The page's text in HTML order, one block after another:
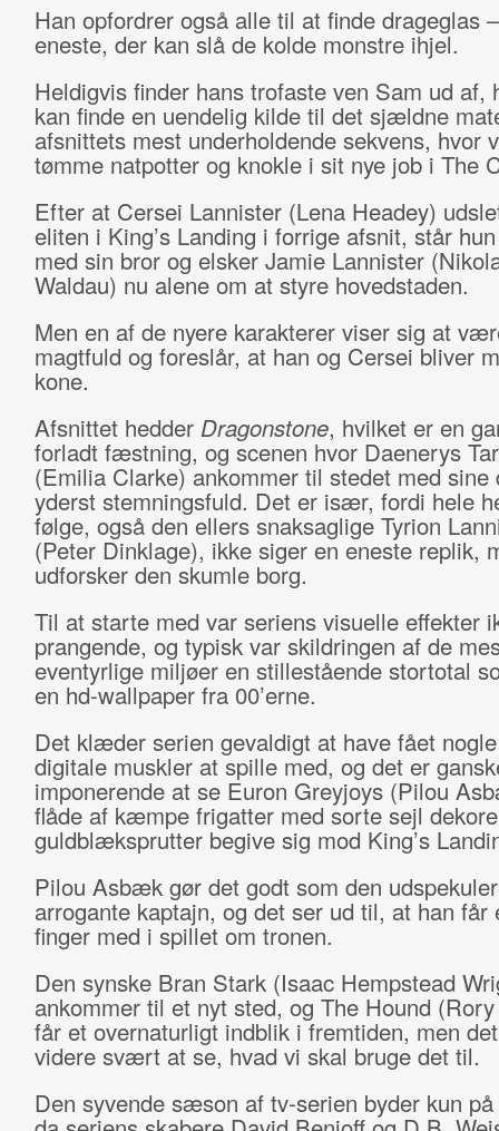
Han opfordrer også alle til at finde drageglas
eneste, der kan slå de kolde monstre ihjel.
Heldigvis finder hans trofaste ven Sam ud af,
kan finde en uendelig kilde til det sjældne
afsnittets mest underholdende sekvens, hvor
tømme natpotter og knokle i sit nye job i The
Efter at Cersei Lannister (Lena Headey)
eliten i King’s Landing i forrige afsnit, står
med sin bror og elsker Jamie Lannister
Waldau) nu alene om at styre hovedstaden.
Men en af de nyere karakterer viser sig at
magtfuld og foreslår, at han og Cersei bliver
kone.
Afsnittet hedder Dragonstone, hvilket er en
forladt fæstning, og scenen hvor Daenerys
(Emilia Clarke) ankommer til stedet med sine
yderst stemningsfuld. Det er især, fordi hele
følge, også den ellers snaksaglige Tyrion
(Peter Dinklage), ikke siger en eneste replik,
udforsker den skumle borg.
Til at starte med var seriens visuelle effekter
prangende, og typisk var skildringen af de
eventyrlige miljøer en stillestående stortotal
en hd-wallpaper fra 00’erne.
Det klæder serien gevaldigt at have fået
digitale muskler at spille med, og det er
imponerende at se Euron Greyjoys (Pilou
flåde af kæmpe frigatter med sorte sejl
guldblæksprutter begive sig mod King’s
Pilou Asbæk gør det godt som den
arrogante kaptajn, og det ser ud til, at han får
finger med i spillet om tronen.
Den synske Bran Stark (Isaac Hempstead
ankommer til et nyt sted, og The Hound
får et overnaturligt indblik i fremtiden, men
videre svært at se, hvad vi skal bruge det til.
Den syvende sæson af tv-serien byder kun